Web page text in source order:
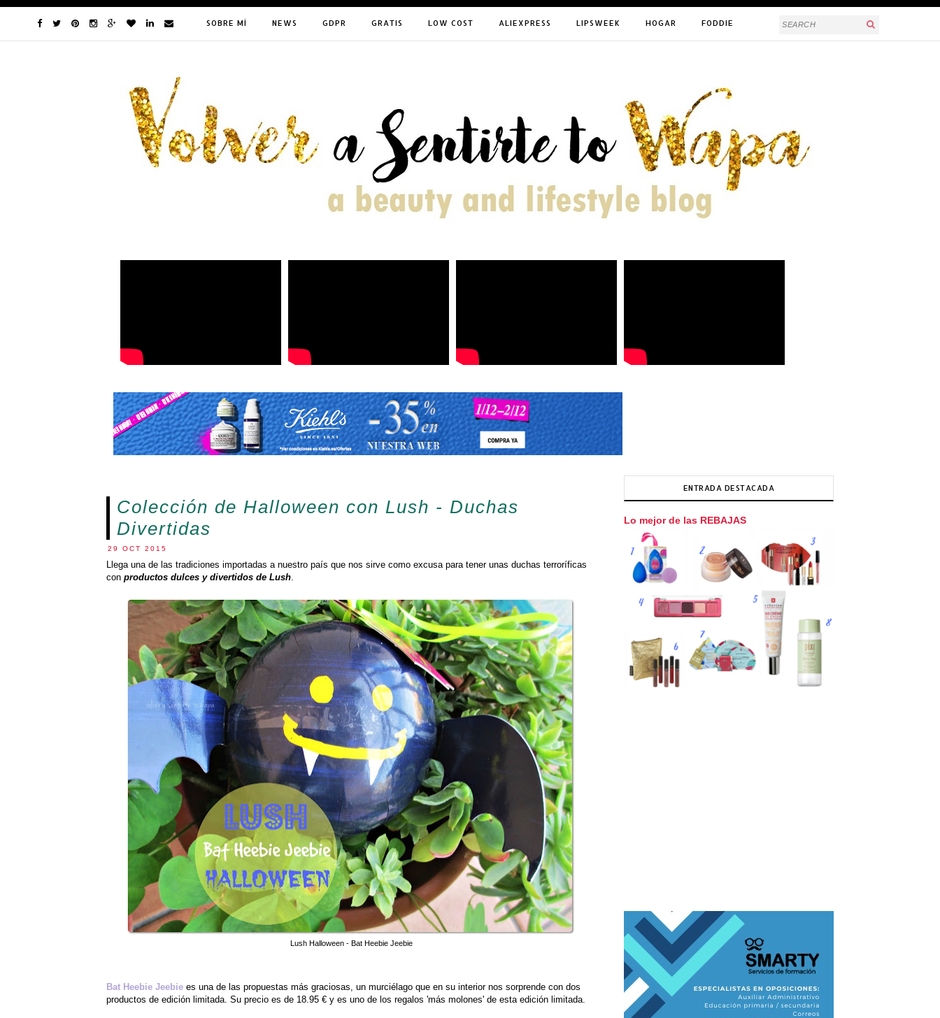
SOBRE MÍ NEWS GDPR GRATIS LOW COST ALIEXPRESS LIPSWEEK HOGAR FODDIE
Colección de Halloween con Lush - Duchas
Divertidas
29 OCT 2015
Llega una de las tradiciones importadas a nuestro país que nos sirve como excusa para tener unas duchas terroríficas
con productos dulces y divertidos de Lush.
Lush Halloween - Bat Heebie Jeebie
Bat Heebie Jeebie es una de las propuestas más graciosas, un murciélago que en su interior nos sorprende con dos
productos de edición limitada. Su precio es de 18.95 € y es uno de los regalos 'más molones' de esta edición limitada.
ENTRADA DESTACADA
Lo mejor de las REBAJAS